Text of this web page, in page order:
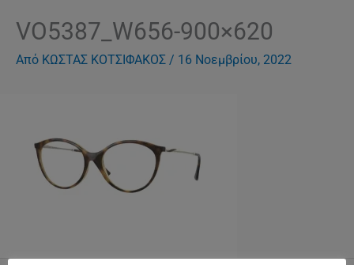
VO5387_W656-900×620
Από ΚΩΣΤΑΣ ΚΟΤΣΙΦΑΚΟΣ / 16 Νοεμβρίου, 2022